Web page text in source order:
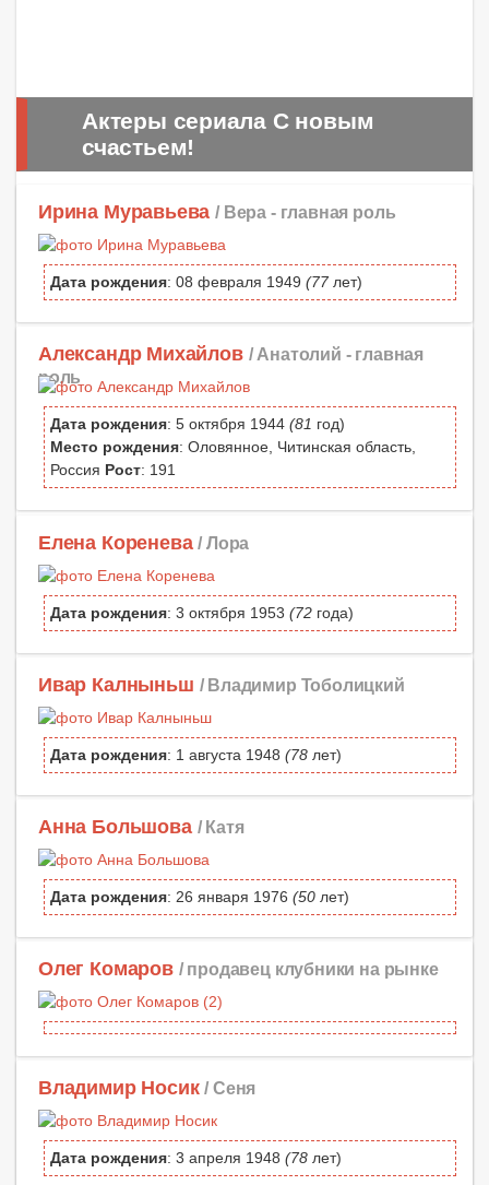
Актеры сериала С новым
счастьем!
Ирина Муравьева / Вера - главная роль
Дата рождения: 08 февраля 1949 (77лет)
Александр Михайлов / Анатолий - главная
роль
Дата рождения: 5 октября 1944 (81 год)
Место рождения: Оловянное, Читинская область,
Россия Рост: 191
Елена Коренева / Лора
Дата рождения: 3 октября 1953 (72 года)
Ивар Калныньш / Владимир Тоболицкий
Дата рождения: 1 августа 1948 (78 лет)
Анна Большова / Катя
Дата рождения: 26 января 1976 (50 лет)
Олег Комаров / продавец клубники на рынке
Владимир Носик / Сеня
Дата рождения: 3 апреля 1948 (78 лет)